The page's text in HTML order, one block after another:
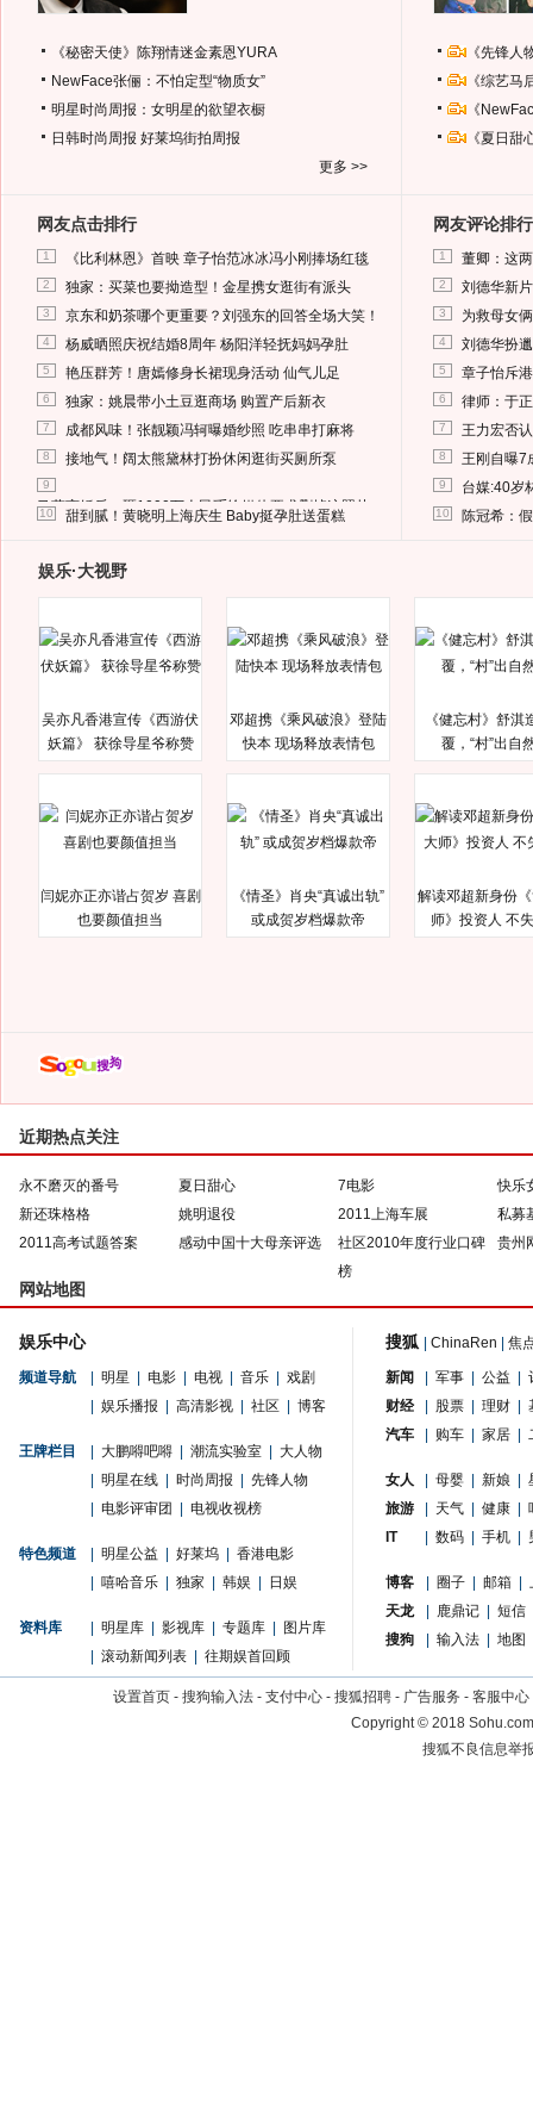
《秘密天使》陈翔情迷金素恩YURA
NewFace张俪：不怕定型“物质女”
明星时尚周报：女明星的欲望衣橱
日韩时尚周报 好莱坞街拍周报
更多 >>
《先锋
《综艺
《
《夏日
网友点击排行
1 《比利林恩》首映 章子怡范冰冰冯小刚捧场红毯
2 独家：买菜也要拗造型！金星携女逛街有派头
3 京东和奶茶哪个更重要？刘强东的回答全场大笑！
4 杨威晒照庆祝结婚8周年 杨阳洋轻抚妈妈孕肚
5 艳压群芳！唐嫣修身长裙现身活动 仙气儿足
6 独家：姚晨带小土豆逛商场 购置产后新衣
7 成都风味！张靓颖冯轲曝婚纱照 吃串串打麻将
8 接地气！阔太熊黛林打扮休闲逛街买厕所泵
9
马蓉离婚后，砸1000万人民币给媒体要求删掉这照片
10 甜到腻！黄晓明上海庆生 Baby挺孕肚送蛋糕
网友评论排行
1 董卿：这
2 刘德华新
3 为救母女
4 刘德华扮
5 章子怡斥
6 律师：于
7 王力宏否
8 王刚自曝7
9 台媒:40岁
10 陈冠希：
娱乐·大视野
吴亦凡香港宣传《西游伏
妖篇》 获徐导星爷称赞
邓超携《乘风破浪》登陆
快本 现场释放表情包
《健忘村》舒淇
覆，“村”出自
闫妮亦正亦谐占贺岁 喜剧
也要颜值担当
《情圣》肖央“真诚出轨”
或成贺岁档爆款帝
解读邓超新身份
师》投资人 不
近期热点关注
永不磨灭的番号 夏日甜心 7电影
快乐
新还珠格格
姚明退役 2011上海车展
私募
2011高考试题答案
感动中国十大母亲评选
社区2010年度行业口碑
榜
贵州
网站地图
娱乐中心
频道导航 明星 电影 电视 音乐
戏剧
娱乐播报 高清影视 社区 博客
王牌栏目 大鹏嘚吧嘚 潮流实验室
大人物
明星在线 时尚周报
先锋人物
电影评审团 电视收视榜
特色频道 明星公益 好莱坞
香港电影
嘻哈音乐 独家 韩娱 日娱
资料库 明星库 影视库 专题库
图片库
滚动新闻列表 往期娱首回顾
搜狐 ChinaRen 焦
新闻 军事 公益
财经
股票 理财
汽车
购车 家居
女人 母婴 新娘
旅游
天气 健康
IT
数码 手机
博客 圈子 邮箱
天龙
鹿鼎记
短信
搜狗
输入法 地图
设置首页 - 搜狗输入法 - 支付中心 - 搜狐招聘 - 广告服务 - 客服中心
Copyright©2018
搜狐不良信息举